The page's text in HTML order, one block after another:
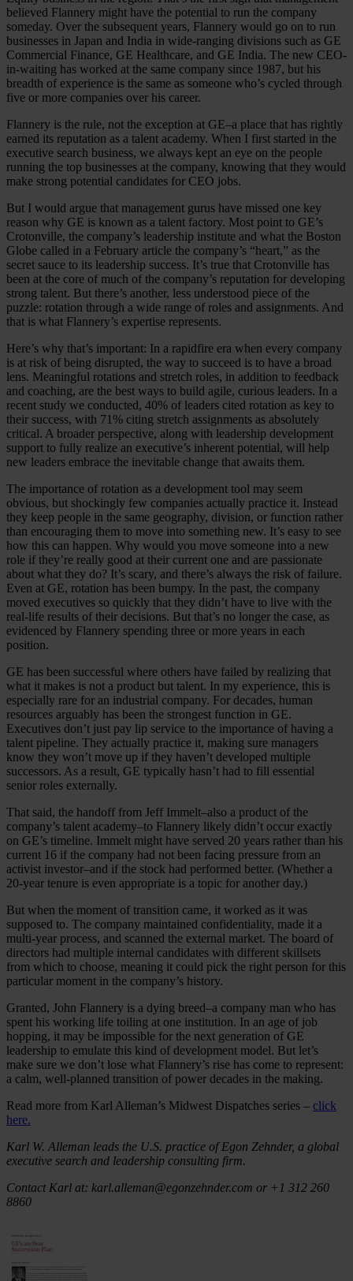
believed Flannery might have the potential to run the company
someday. Over the subsequent years, Flannery would go on to run
businesses in Japan and India in wide-ranging divisions such as GE
Commercial Finance, GE Healthcare, and GE India. The new CEO-
in-waiting has worked at the same company since 1987, but his
breadth of experience is the same as someone who’s cycled through
five or more companies over his career.
Flannery is the rule, not the exception at GE–a place that has rightly
earned its reputation as a talent academy. When I first started in the
executive search business, we always kept an eye on the people
running the top businesses at the company, knowing that they would
make strong potential candidates for CEO jobs.
But I would argue that management gurus have missed one key
reason why GE is known as a talent factory. Most point to GE’s
Crotonville, the company’s leadership institute and what the Boston
Globe called in a February article the company’s “heart,” as the
secret sauce to its leadership success. It’s true that Crotonville has
been at the core of much of the company’s reputation for developing
strong talent. But there’s another, less understood piece of the
puzzle: rotation through a wide range of roles and assignments. And
that is what Flannery’s expertise represents.
Here’s why that’s important: In a rapidfire era when every company
is at risk of being disrupted, the way to succeed is to have a broad
lens. Meaningful rotations and stretch roles, in addition to feedback
and coaching, are the best ways to build agile, curious leaders. In a
recent study we conducted, 40% of leaders cited rotation as key to
their success, with 71% citing stretch assignments as absolutely
critical. A broader perspective, along with leadership development
support to fully realize an executive’s inherent potential, will help
new leaders embrace the inevitable change that awaits them.
The importance of rotation as a development tool may seem
obvious, but shockingly few companies actually practice it. Instead
they keep people in the same geography, division, or function rather
than encouraging them to move into something new. It’s easy to see
how this can happen. Why would you move someone into a new
role if they’re really good at their current one and are passionate
about what they do? It’s scary, and there’s always the risk of failure.
Even at GE, rotation has been bumpy. In the past, the company
moved executives so quickly that they didn’t have to live with the
real-life results of their decisions. But that’s no longer the case, as
evidenced by Flannery spending three or more years in each
position.
GE has been successful where others have failed by realizing that
what it makes is not a product but talent. In my experience, this is
especially rare for an industrial company. For decades, human
resources arguably has been the strongest function in GE.
Executives don’t just pay lip service to the importance of having a
talent pipeline. They actually practice it, making sure managers
know they won’t move up if they haven’t developed multiple
successors. As a result, GE typically hasn’t had to fill essential
senior roles externally.
That said, the handoff from Jeff Immelt–also a product of the
company’s talent academy–to Flannery likely didn’t occur exactly
on GE’s timeline. Immelt might have served 20 years rather than his
current 16 if the company had not been facing pressure from an
activist investor–and if the stock had performed better. (Whether a
20-year tenure is even appropriate is a topic for another day.)
But when the moment of transition came, it worked as it was
supposed to. The company maintained confidentiality, made it a
multi-year process, and scanned the external market. The board of
directors had multiple internal candidates with different skillsets
from which to choose, meaning it could pick the right person for this
particular moment in the company’s history.
Granted, John Flannery is a dying breed–a company man who has
spent his working life toiling at one institution. In an age of job
hopping, it may be impossible for the next generation of GE
leadership to emulate this kind of development model. But let’s
make sure we don’t lose what Flannery’s rise has come to represent:
a calm, well-planned transition of power decades in the making.
Read more from Karl Alleman’s Midwest Dispatches series – click
here.
Karl W. Alleman leads the U.S. practice of Egon Zehnder, a global
executive search and leadership consulting firm.
Contact Karl at: karl.alleman@egonzehnder.com or +1 312 260
8860